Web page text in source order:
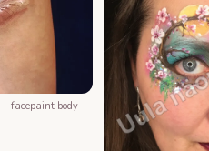
facepaint body